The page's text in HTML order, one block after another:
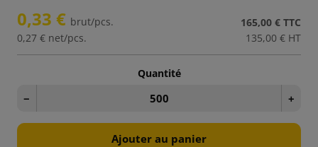
0,33 € brut/pcs.
0,27 € net/pcs.
165,00 € TTC
135,00 € HT
Quantité
− +
Ajouter au panier